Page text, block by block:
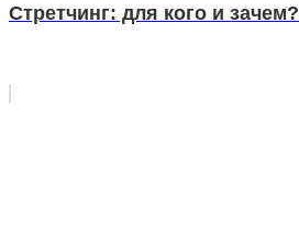
Стретчинг: для кого и зачем?